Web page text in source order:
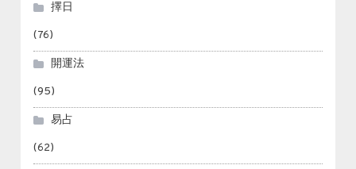
擇日
(76)
開運法
(95)
易占
(62)